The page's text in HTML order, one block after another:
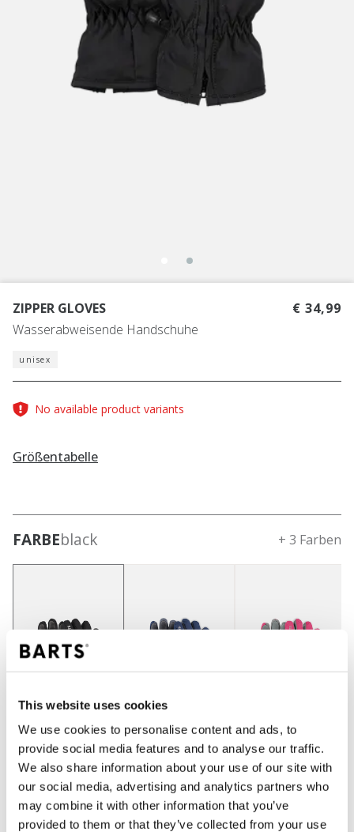
This website uses cookies
We use cookies to personalise content and ads, to
provide social media features and to analyse our traffic.
We also share information about your use of our site with
our social media, advertising and analytics partners who
may combine it with other information that you’ve
provided to them or that they’ve collected from your use
ZIPPER GLOVES
Wasserabweisende Handschuhe
€ 34,99
unisex
No available product variants
Größentabelle
FARBEblack + 3 Farben
IN DEN WARENKORB